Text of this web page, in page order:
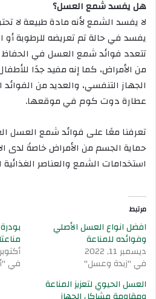
هل يفسد شمع العسل؟
لا يفسد الشمع لأنه مادة طبيعة لا
يفسد في حالة تم تعريضه للرطوبة أو
تتعدد فوائد شمع العسل في
من الأمراض، كما إنه مفيد جدًا
الجهاز التنفسي، والعديد من
عطارة دوت كوم في موقعها.
تعرفنا معًا على فوائد شمع العسل
حماية الجسم من الأمراض خاصةً لدى
استخدامات الشمع والعناصر
مرتبط
افضل انواع العسل الأصلي
وفوائده للمناعة
ديسمبر 11, 2022
في "زبدة وعسل"
أكتوبر 30, 2025
في
العسل الحيوي لتعزيز المناعة